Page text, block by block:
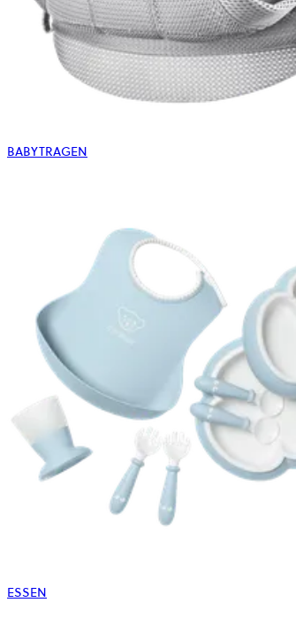
BABYTRAGEN
ESSEN